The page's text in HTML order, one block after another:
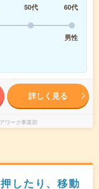
50代
60代
男性
詳しく見る
ワーク事業部
したり、移動